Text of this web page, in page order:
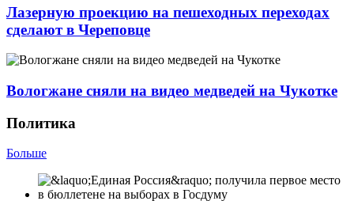
Лазерную проекцию на пешеходных переходах
сделают в Череповце
Вологжане сняли на видео медведей на Чукотке
Политика
Больше